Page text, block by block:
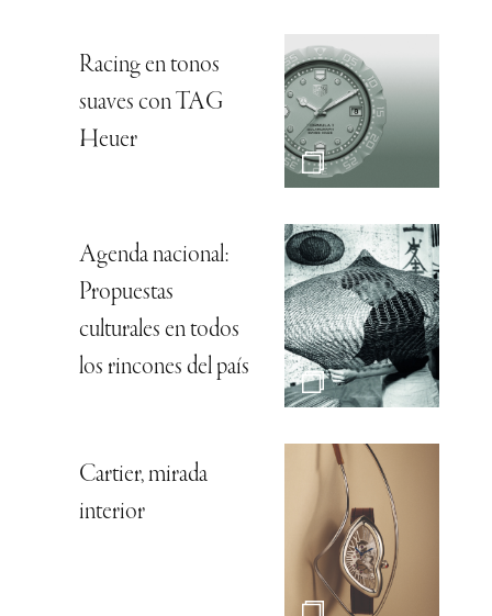
Racing en tonos
suaves con TAG
Heuer
Agenda nacional:
Propuestas
culturales en todos
los rincones del país
Cartier, mirada
interior